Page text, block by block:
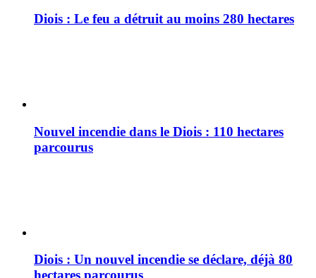
Diois : Le feu a détruit au moins 280 hectares
Nouvel incendie dans le Diois : 110 hectares
parcourus
Diois : Un nouvel incendie se déclare, déjà 80
hectares parcourus